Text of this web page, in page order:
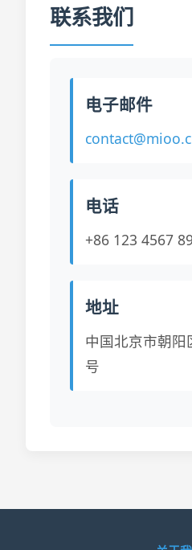
联系我们
电子邮件
电话
+86 123 4567
地址
中国北京市朝阳
号